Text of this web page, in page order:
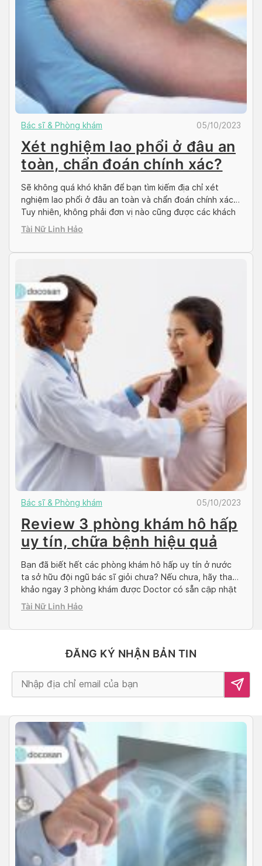
Bác sĩ & Phòng khám 05/10/2023
Xét nghiệm lao phổi ở đâu an
toàn, chẩn đoán chính xác?
Sẽ không quá khó khăn để bạn tìm kiếm địa chỉ xét
nghiệm lao phổi ở đâu an toàn và chẩn đoán chính xác.
Tuy nhiên, không phải đơn vị nào cũng được các khách
hàng đánh giá cao về chất lượng dịch vụ hay tay nghề
Tài Nữ Linh Hảo
Bác sĩ & Phòng khám 05/10/2023
Review 3 phòng khám hô hấp
uy tín, chữa bệnh hiệu quả
Bạn đã biết hết các phòng khám hô hấp uy tín ở nước
ta sở hữu đội ngũ bác sĩ giỏi chưa? Nếu chưa, hãy tham
khảo ngay 3 phòng khám được Doctor có sẵn cập nhật
trong bài viết dưới đây, từ đó đưa ra sự lựa chọn phù
Tài Nữ Linh Hảo
ĐĂNG KÝ NHẬN BẢN TIN